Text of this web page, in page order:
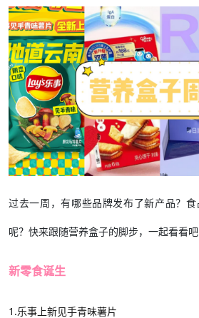
过去一周，有哪些品牌发布了新产品？
呢？快来跟随营养盒子的脚步，一起看看吧
新零食诞生
1.乐事上新见手青味薯片